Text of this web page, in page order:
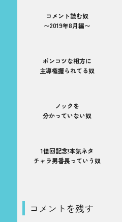
コメント読む奴
〜2019年8月編〜
ポンコツな相方に
主導権握られてる奴
ノックを
分かっていない奴
1億回記念!本気ネタ
チャラ男番長っていう奴
コメントを残す